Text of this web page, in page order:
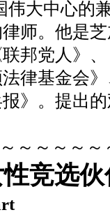
伟大中心的
师。他是
邦党人》
法律基金会
》。提出
～～～～～
竞选